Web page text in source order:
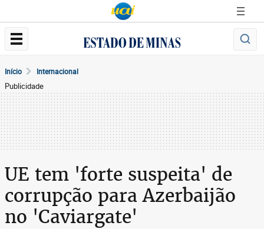
Início Internacional
Publicidade
UE tem 'forte suspeita' de
corrupção para Azerbaijão
no 'Caviargate'